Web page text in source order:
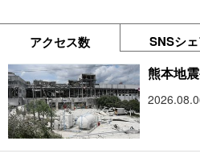
アクセス数 SNSシ
熊本地